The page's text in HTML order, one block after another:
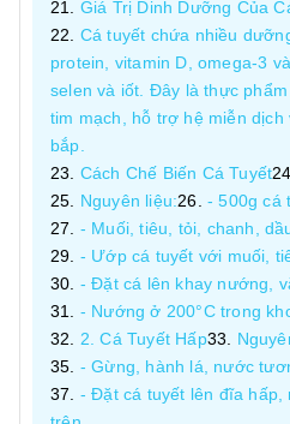
Giá Trị Dinh Dưỡng Của
Cá tuyết chứa nhiều
protein, vitamin D, omega-3
selen và iốt. Đây là thực
tim mạch, hỗ trợ hệ miễn
bắp.
Cách Chế Biến Cá Tuyết
Nguyên liệu:
- 500g cá
- Muối, tiêu, tỏi, chanh,
- Ướp cá tuyết với muối,
- Đặt cá lên khay nướng,
- Nướng ở 200°C trong
2. Cá Tuyết Hấp
- Gừng, hành lá, nước
- Đặt cá tuyết lên đĩa hấp,